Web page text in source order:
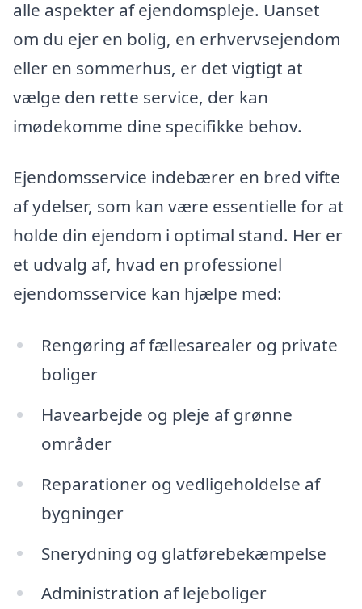
alle aspekter af ejendomspleje. Uanset
om du ejer en bolig, en erhvervsejendom
eller en sommerhus, er det vigtigt at
vælge den rette service, der kan
imødekomme dine specifikke behov.
Ejendomsservice indebærer en bred vifte
af ydelser, som kan være essentielle for at
holde din ejendom i optimal stand. Her er
et udvalg af, hvad en professionel
ejendomsservice kan hjælpe med:
Rengøring af fællesarealer og private
boliger
Havearbejde og pleje af grønne
områder
Reparationer og vedligeholdelse af
bygninger
Snerydning og glatførebekæmpelse
Administration af lejeboliger